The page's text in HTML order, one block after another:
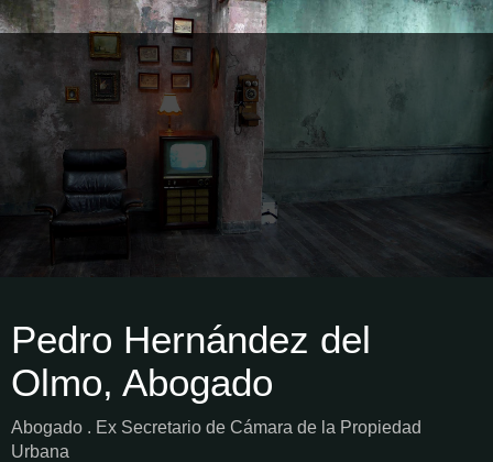
Pedro Hernández del
Olmo, Abogado
Abogado . Ex Secretario de Cámara de la Propiedad
Urbana